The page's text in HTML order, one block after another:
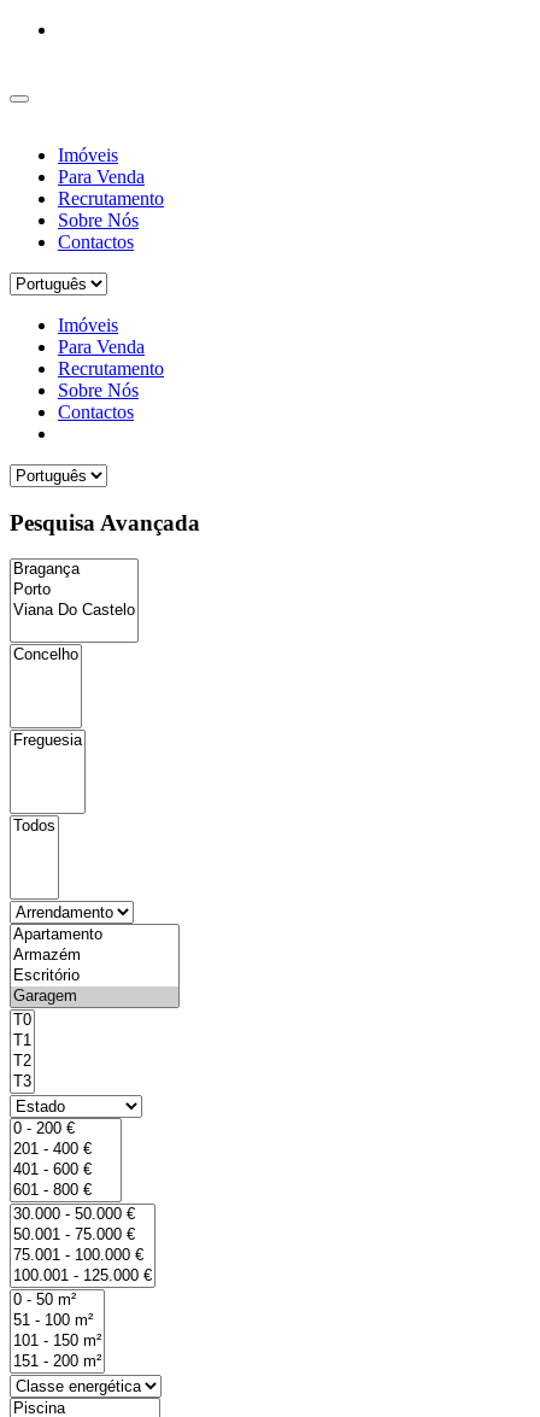
Imóveis
Para Venda
Recrutamento
Sobre Nós
Contactos
Imóveis
Para Venda
Recrutamento
Sobre Nós
Contactos
Pesquisa Avançada